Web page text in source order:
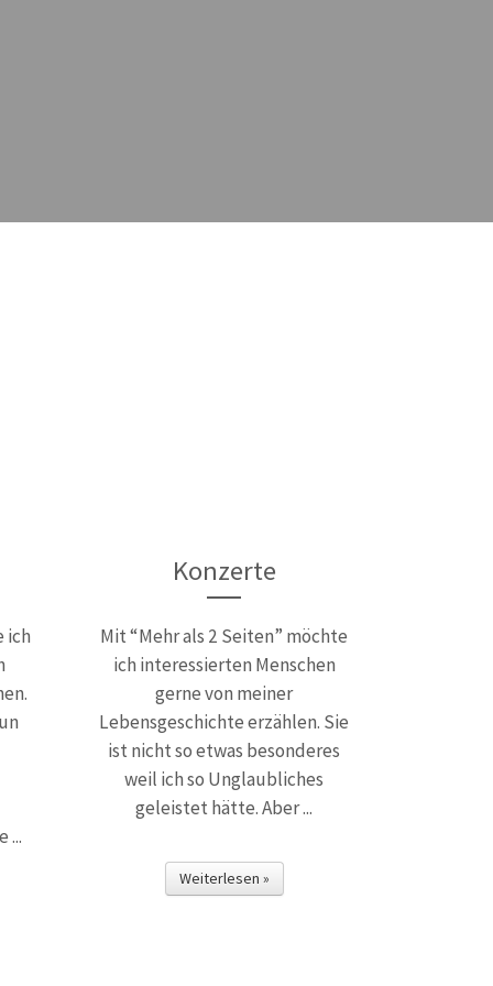
ich
...
Konzerte
Mit “Mehr als 2 Seiten” möchte
ich interessierten Menschen
gerne von meiner
Lebensgeschichte erzählen. Sie
ist nicht so etwas besonderes
weil ich so Unglaubliches
geleistet hätte. Aber ...
Weiterlesen »